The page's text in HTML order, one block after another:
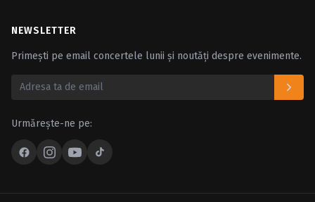
NEWSLETTER
Primești pe email concertele lunii și noutăți despre evenimente.
Urmărește-ne pe: